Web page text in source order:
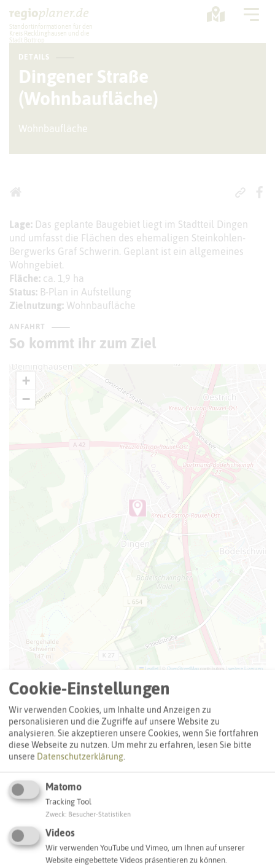
Standortinformationen für den
Kreis Recklinghausen und die
Stadt Bottrop
Planung
Standorte
Service
DETAILS
Dingener Straße
(Wohnbaufläche)
Wohnbaufläche
Lage: Das geplante Baugebiet liegt im Stadtteil Dingen
und umfasst die Flächen des ehemaligen Steinkohlen-
Bergwerks Graf Schwerin. Geplant ist ein allgemeines
Wohngebiet.
Fläche: ca. 1,9 ha
Status: B-Plan in Aufstellung
Zielnutzung: Wohnbaufläche
ANFAHRT
So kommt ihr zum Ziel
+
−
Leaflet © OpenStreetMapcontributors | weitere Lizenzen
Adresse:
Dingener Straße (Wohnbaufläche)
Dingener Straße
44577 Castrop-Rauxel
SCHLAGWORTE
Cookie-Einstellungen
Wir verwenden Cookies, um Inhalte und Anzeigen zu
personalisieren und die Zugriffe auf unsere Website zu
analysieren. Sie akzeptieren unsere Cookies, wenn Sie fortfahren
diese Webseite zu nutzen. Um mehr zu erfahren, lesen Sie bitte
unsere Datenschutzerklärung.
Matomo
Tracking Tool
Zweck Besucher-Statistiken
Videos
Wir verwenden YouTube und Vimeo, um Ihnen auf unserer
Website eingebettete Videos präsentieren zu können.